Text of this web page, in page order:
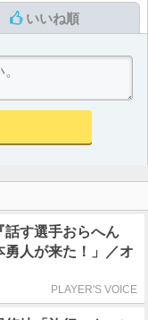
いいね順
話す選手おらへん
人が来た！」／オ
PLAYER'S VOICE